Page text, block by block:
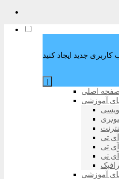
اصلی
آموزشی
تی
تی
تی
آموزشی